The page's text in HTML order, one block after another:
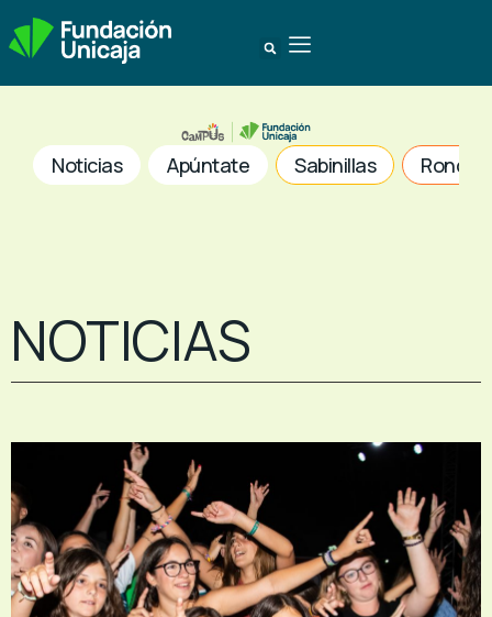
Noticias Apúntate Sabinillas Ronda
NOTICIAS